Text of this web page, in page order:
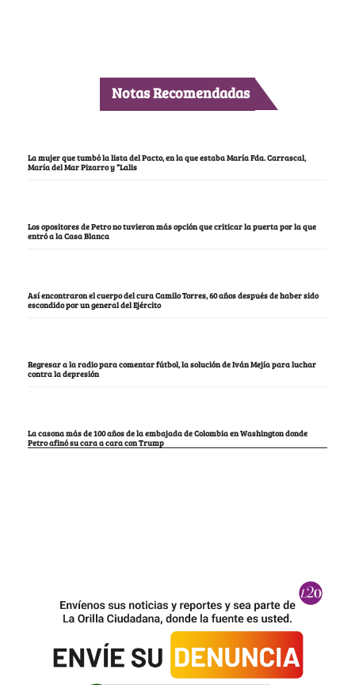
Notas Recomendadas
La mujer que tumbó la lista del Pacto, en la que estaba María Fda. Carrascal,
María del Mar Pizarro y “Lalis
Los opositores de Petro no tuvieron más opción que criticar la puerta por la que
entró a la Casa Blanca
Así encontraron el cuerpo del cura Camilo Torres, 60 años después de haber sido
escondido por un general del Ejército
Regresar a la radio para comentar fútbol, la solución de Iván Mejía para luchar
contra la depresión
La casona más de 100 años de la embajada de Colombia en Washington donde
Petro afinó su cara a cara con Trump